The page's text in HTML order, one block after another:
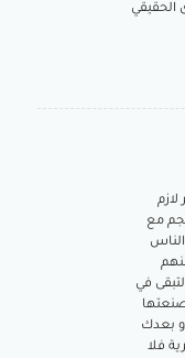
الحقيقي
لازم
مع
في
و بعدك
فلا